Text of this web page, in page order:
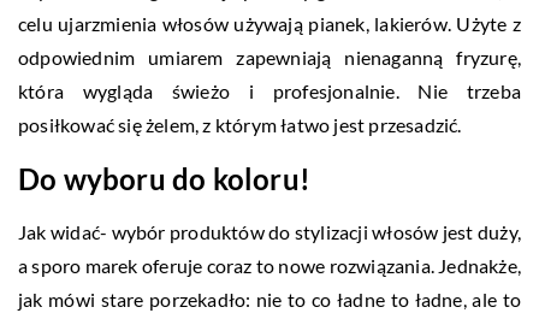
celu ujarzmienia włosów używają pianek, lakierów. Użyte z
odpowiednim umiarem zapewniają nienaganną fryzurę,
która wygląda świeżo i profesjonalnie. Nie trzeba
posiłkować się żelem, z którym łatwo jest przesadzić.
Do wyboru do koloru!
Jak widać- wybór produktów do stylizacji włosów jest duży,
a sporo marek oferuje coraz to nowe rozwiązania. Jednakże,
jak mówi stare porzekadło: nie to co ładne to ładne, ale to